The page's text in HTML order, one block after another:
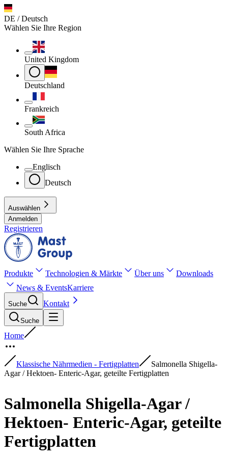
DE / Deutsch
Wählen Sie Ihre Region
United Kingdom
Deutschland
Frankreich
South Africa
Wählen Sie Ihre Sprache
Englisch
Deutsch
Auswählen
Anmelden
Registrieren
Produkte Technologien & Märkte Über uns
Downloads
News & EventsKarriere
Suche Kontakt
Suche
Home
Klassische Nährmedien - Fertigplatten
Salmonella Shigella-
Agar / Hektoen- Enteric-Agar, geteilte Fertigplatten
Salmonella Shigella-Agar /
Hektoen- Enteric-Agar, geteilte
Fertigplatten